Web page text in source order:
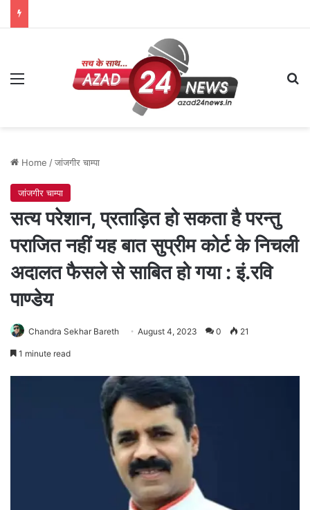
Menu
Home /जांजगीर चाम्पा
जांजगीर चाम्पा
सत्य परेशान, प्रताड़ित हो सकता है परन्तु
पराजित नहीं यह बात सुप्रीम कोर्ट के निचली
अदालत फैसले से साबित हो गया : इं.रवि
पाण्डेय
Chandra Sekhar Bareth August 4, 2023 0 21
1 minute read